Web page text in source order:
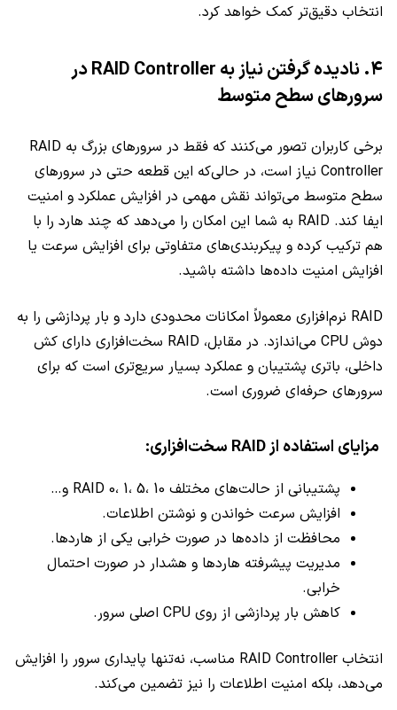
انتخاب دقیق‌تر کمک خواهد کرد.
۴. نادیده گرفتن نیاز به RAID Controller در
سرورهای سطح متوسط
برخی کاربران تصور می‌کنند که فقط در سرورهای بزرگ به RAID
Controller نیاز است، در حالی‌که این قطعه حتی در سرورهای
سطح متوسط می‌تواند نقش مهمی در افزایش عملکرد و امنیت
ایفا کند. RAID به شما این امکان را می‌دهد که چند هارد را با
هم ترکیب کرده و پیکربندی‌های متفاوتی برای افزایش سرعت یا
افزایش امنیت داده‌ها داشته باشید.
RAID نرم‌افزاری معمولاً امکانات محدودی دارد و بار پردازشی را به
دوش CPU می‌اندازد. در مقابل، RAID سخت‌افزاری دارای کش
داخلی، باتری پشتیبان و عملکرد بسیار سریع‌تری است که برای
سرورهای حرفه‌ای ضروری است.
مزایای استفاده از RAID سخت‌افزاری:
پشتیبانی از حالت‌های مختلف RAID 0، 1، 5، 10 و…
افزایش سرعت خواندن و نوشتن اطلاعات.
محافظت از داده‌ها در صورت خرابی یکی از هاردها.
مدیریت پیشرفته هاردها و هشدار در صورت احتمال
خرابی.
کاهش بار پردازشی از روی CPU اصلی سرور.
انتخاب RAID Controller مناسب، نه‌تنها پایداری سرور را افزایش
می‌دهد، بلکه امنیت اطلاعات را نیز تضمین می‌کند.